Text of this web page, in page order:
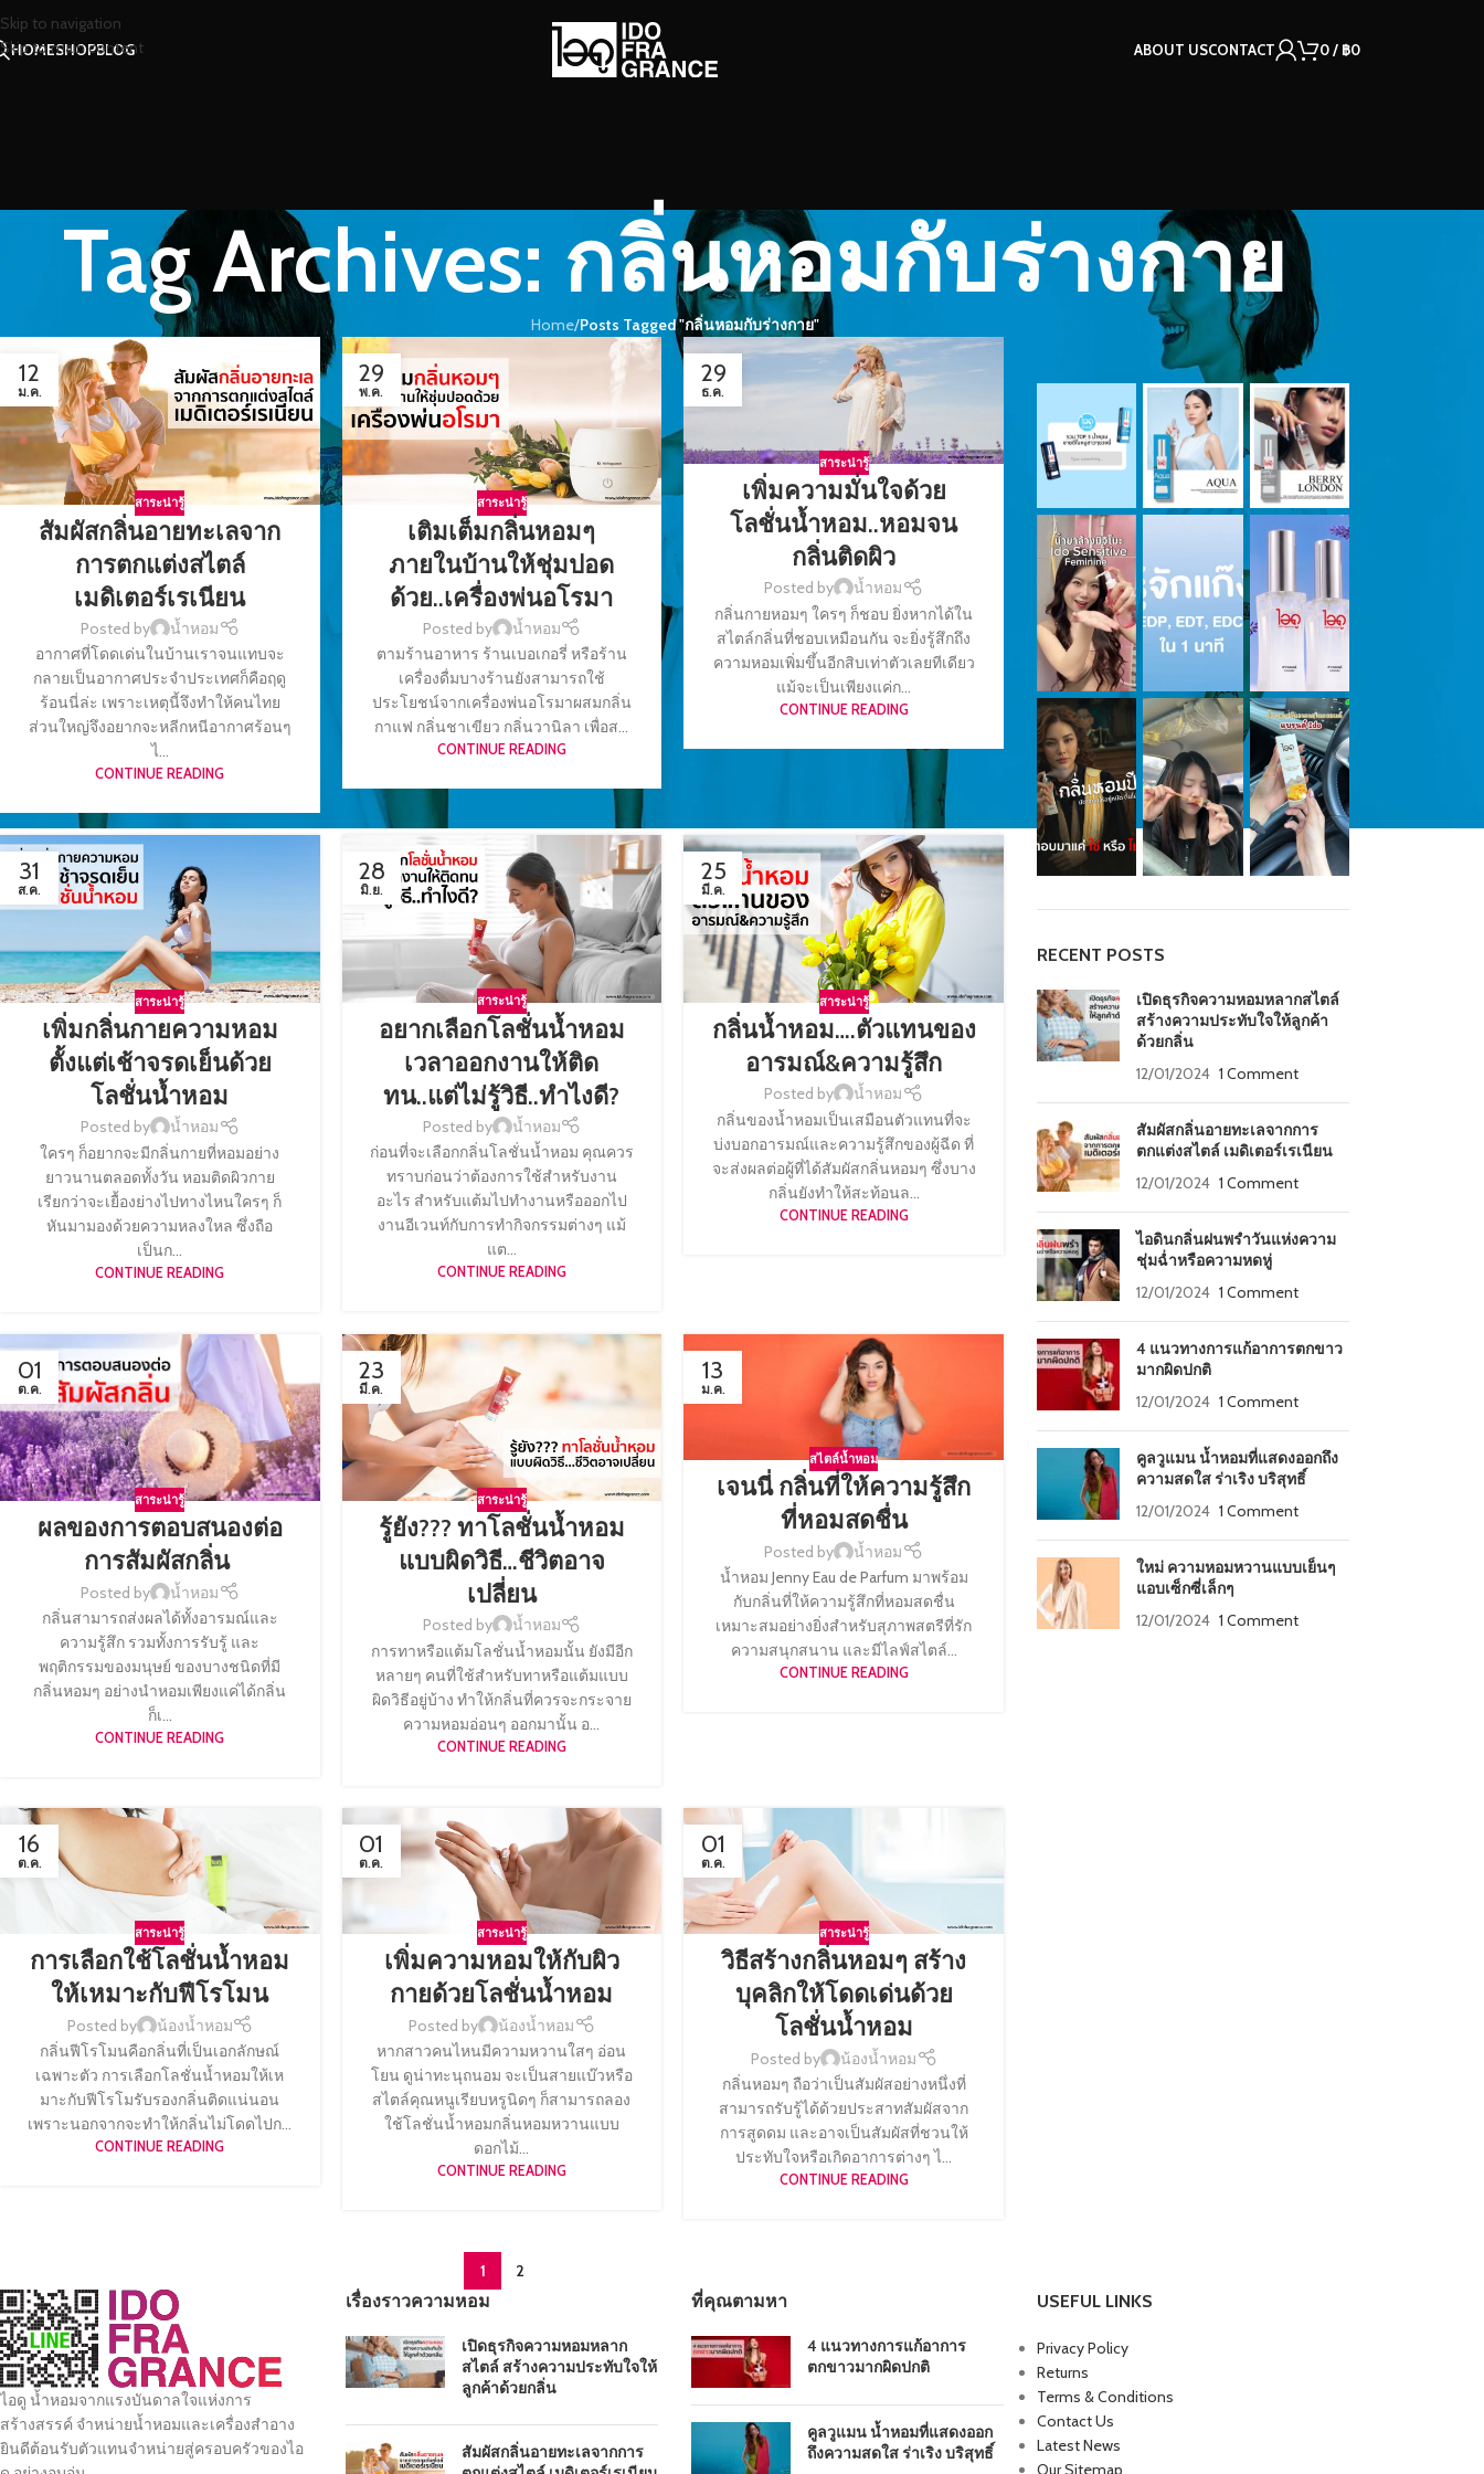
Skip to navigation
Skip to main content
HOMESHOPBLOG ABOUT USCONTACT 0/ ฿0
Tag Archives: กลิ่นหอมกับร่างกาย
Home/Posts Tagged "กลิ่นหอมกับร่างกาย"
12
ม.ค.
สาระน่ารู้
สัมผัสกลิ่นอายทะเลจาก
การตกแต่งสไตล์
เมดิเตอร์เรเนียน
Posted by
น้ำหอม
อากาศที่โดดเด่นในบ้านเราจนแทบจะ
กลายเป็นอากาศประจำประเทศก็คือฤดู
ร้อนนี่ล่ะ เพราะเหตุนี้จึงทำให้คนไทย
ส่วนใหญ่จึงอยากจะหลีกหนีอากาศร้อนๆ
ไ...
CONTINUE READING
29
พ.ค.
สาระน่ารู้
เติมเต็มกลิ่นหอมๆ
ภายในบ้านให้ชุ่มปอด
ด้วย..เครื่องพ่นอโรมา
Posted by
น้ำหอม
ตามร้านอาหาร ร้านเบอเกอรี่ หรือร้าน
เครื่องดื่มบางร้านยังสามารถใช้
ประโยชน์จากเครื่องพ่นอโรมาผสมกลิ่น
กาแฟ กลิ่นชาเขียว กลิ่นวานิลา เพื่อส...
CONTINUE READING
29
ธ.ค.
สาระน่ารู้
เพิ่มความมั่นใจด้วย
โลชั่นน้ำหอม..หอมจน
กลิ่นติดผิว
Posted by
น้ำหอม
กลิ่นกายหอมๆ ใครๆ ก็ชอบ ยิ่งหากได้ใน
สไตล์กลิ่นที่ชอบเหมือนกัน จะยิ่งรู้สึกถึง
ความหอมเพิ่มขึ้นอีกสิบเท่าตัวเลยทีเดียว
แม้จะเป็นเพียงแค่ก...
CONTINUE READING
31
ส.ค.
สาระน่ารู้
เพิ่มกลิ่นกายความหอม
ตั้งแต่เช้าจรดเย็นด้วย
โลชั่นน้ำหอม
Posted by
น้ำหอม
ใครๆ ก็อยากจะมีกลิ่นกายที่หอมอย่าง
ยาวนานตลอดทั้งวัน หอมติดผิวกาย
เรียกว่าจะเยื้องย่างไปทางไหนใครๆ ก็
หันมามองด้วยความหลงใหล ซึ่งถือ
เป็นก...
CONTINUE READING
28
มิ.ย.
สาระน่ารู้
อยากเลือกโลชั่นน้ำหอม
เวลาออกงานให้ติด
ทน..แต่ไม่รู้วิธี..ทำไงดี?
Posted by
น้ำหอม
ก่อนที่จะเลือกกลิ่นโลชั่นน้ำหอม คุณควร
ทราบก่อนว่าต้องการใช้สำหรับงาน
อะไร สำหรับแต้มไปทำงานหรือออกไป
งานอีเวนท์กับการทำกิจกรรมต่างๆ แม้
แต...
CONTINUE READING
25
มี.ค.
สาระน่ารู้
กลิ่นน้ำหอม….ตัวแทนของ
อารมณ์&ความรู้สึก
Posted by
น้ำหอม
กลิ่นของน้ำหอมเป็นเสมือนตัวแทนที่จะ
บ่งบอกอารมณ์และความรู้สึกของผู้ฉีด ที่
จะส่งผลต่อผู้ที่ได้สัมผัสกลิ่นหอมๆ ซึ่งบาง
กลิ่นยังทำให้สะท้อนล...
CONTINUE READING
01
ต.ค.
สาระน่ารู้
ผลของการตอบสนองต่อ
การสัมผัสกลิ่น
Posted by
น้ำหอม
กลิ่นสามารถส่งผลได้ทั้งอารมณ์และ
ความรู้สึก รวมทั้งการรับรู้ และ
พฤติกรรมของมนุษย์ ของบางชนิดที่มี
กลิ่นหอมๆ อย่างนำหอมเพียงแค่ได้กลิ่น
ก็เ...
CONTINUE READING
23
มี.ค.
สาระน่ารู้
รู้ยัง??? ทาโลชั่นน้ำหอม
แบบผิดวิธี…ชีวิตอาจ
เปลี่ยน
Posted by
น้ำหอม
การทาหรือแต้มโลชั่นน้ำหอมนั้น ยังมีอีก
หลายๆ คนที่ใช้สำหรับทาหรือแต้มแบบ
ผิดวิธีอยู่บ้าง ทำให้กลิ่นที่ควรจะกระจาย
ความหอมอ่อนๆ ออกมานั้น อ...
CONTINUE READING
13
ม.ค.
สไตล์น้ำหอม
เจนนี่ กลิ่นที่ให้ความรู้สึก
ที่หอมสดชื่น
Posted by
น้ำหอม
น้ำหอม Jenny Eau de Parfum มาพร้อม
กับกลิ่นที่ให้ความรู้สึกที่หอมสดชื่น
เหมาะสมอย่างยิ่งสำหรับสุภาพสตรีที่รัก
ความสนุกสนาน และมีไลฟ์สไตล์...
CONTINUE READING
16
ต.ค.
สาระน่ารู้
การเลือกใช้โลชั่นน้ำหอม
ให้เหมาะกับฟีโรโมน
Posted by
น้องน้ำหอม
กลิ่นฟีโรโมนคือกลิ่นที่เป็นเอกลักษณ์
เฉพาะตัว การเลือกโลชั่นน้ำหอมให้เห
มาะกับฟีโรโมรับรองกลิ่นติดแน่นอน
เพราะนอกจากจะทำให้กลิ่นไม่โดดไปก...
CONTINUE READING
01
ต.ค.
สาระน่ารู้
เพิ่มความหอมให้กับผิว
กายด้วยโลชั่นน้ำหอม
Posted by
น้องน้ำหอม
หากสาวคนไหนมีความหวานใสๆ อ่อน
โยน ดูน่าทะนุถนอม จะเป็นสายแบ๊วหรือ
สไตล์คุณหนูเรียบหรูนิดๆ ก็สามารถลอง
ใช้โลชั่นน้ำหอมกลิ่นหอมหวานแบบ
ดอกไม้...
CONTINUE READING
01
ต.ค.
สาระน่ารู้
วิธีสร้างกลิ่นหอมๆ สร้าง
บุคลิกให้โดดเด่นด้วย
โลชั่นน้ำหอม
Posted by
น้องน้ำหอม
กลิ่นหอมๆ ถือว่าเป็นสัมผัสอย่างหนึ่งที่
สามารถรับรู้ได้ด้วยประสาทสัมผัสจาก
การสูดดม และอาจเป็นสัมผัสที่ชวนให้
ประทับใจหรือเกิดอาการต่างๆ ไ...
CONTINUE READING
1 2
OUR INSTAGRAM
RECENT POSTS
เปิดธุรกิจความหอมหลากสไตล์
สร้างความประทับใจให้ลูกค้า
ด้วยกลิ่น
12/01/2024 1 Comment
สัมผัสกลิ่นอายทะเลจากการ
ตกแต่งสไตล์ เมดิเตอร์เรเนียน
12/01/2024 1 Comment
ไอดินกลิ่นฝนพรำวันแห่งความ
ชุ่มฉ่ำหรือความหดหู่
12/01/2024 1 Comment
4 แนวทางการแก้อาการตกขาว
มากผิดปกติ
12/01/2024 1 Comment
คูลวูแมน น้ำหอมที่แสดงออกถึง
ความสดใส ร่าเริง บริสุทธิ์
12/01/2024 1 Comment
ใหม่ ความหอมหวานแบบเย็นๆ
แอบเซ็กซี่เล็กๆ
12/01/2024 1 Comment
ไอดู น้ำหอมจากแรงบันดาลใจแห่งการ
สร้างสรรค์ จำหน่ายน้ำหอมและเครื่องสำอาง
ยินดีต้อนรับตัวแทนจำหน่ายสู่ครอบครัวของไอ
เรื่องราวความหอม
เปิดธุรกิจความหอมหลาก
สไตล์ สร้างความประทับใจให้
ลูกค้าด้วยกลิ่น
สัมผัสกลิ่นอายทะเลจากการ
ที่คุณตามหา
4 แนวทางการแก้อาการ
ตกขาวมากผิดปกติ
คูลวูแมน น้ำหอมที่แสดงออก
ถึงความสดใส ร่าเริง บริสุทธิ์
USEFUL LINKS
Privacy Policy
Returns
Terms & Conditions
Contact Us
Latest News
Our Sitemap